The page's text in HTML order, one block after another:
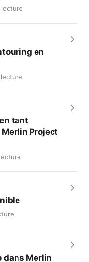
lecture
en
lecture
tant
Project
dans Merlin